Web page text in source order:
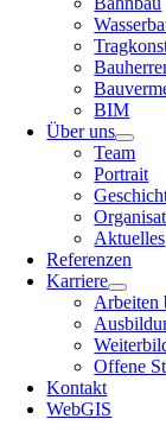
BIM
Über uns
Team
Portrait
Aktuelles
Referenzen
Karriere
Arbeiten
Offene
Kontakt
WebGIS